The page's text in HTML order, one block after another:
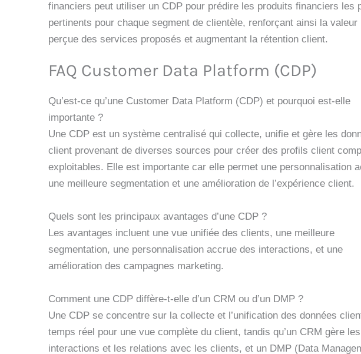
financiers peut utiliser un CDP pour prédire les produits financiers les
pertinents pour chaque segment de clientèle, renforçant ainsi la valeur
perçue des services proposés et augmentant la rétention client.
FAQ Customer Data Platform (CDP)
Qu’est-ce qu’une Customer Data Platform (CDP) et pourquoi est-elle
importante ?
Une CDP est un système centralisé qui collecte, unifie et gère les
client provenant de diverses sources pour créer des profils client
exploitables. Elle est importante car elle permet une personnalisation
une meilleure segmentation et une amélioration de l’expérience client.
Quels sont les principaux avantages d’une CDP ?
Les avantages incluent une vue unifiée des clients, une meilleure
segmentation, une personnalisation accrue des interactions, et une
amélioration des campagnes marketing.
Comment une CDP diffère-t-elle d’un CRM ou d’un DMP ?
Une CDP se concentre sur la collecte et l’unification des données
temps réel pour une vue complète du client, tandis qu’un CRM gère les
interactions et les relations avec les clients, et un DMP (Data